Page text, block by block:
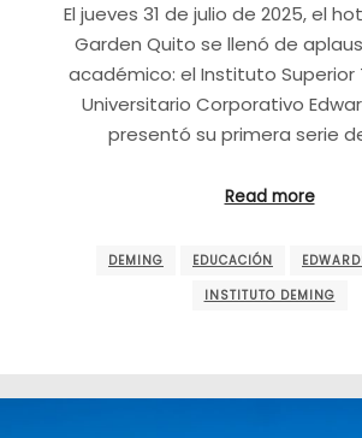
El jueves 31 de julio de 2025, el
Garden Quito se llenó de
académico: el Instituto Superior
Universitario Corporativo
presentó su primera serie
Read more
DEMING EDUCACIÓN
INSTITUTO DEMING